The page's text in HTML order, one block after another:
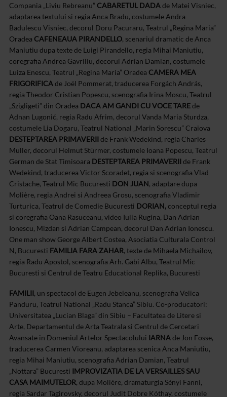
Compania „Liviu Rebreanu” CABARETUL DADAde Matei Visniec,
adaptarea textului si regia Anca Bradu, costumele Andra
Badulescu Visniec, decorul Doru Pacuraru, Teatrul „Regina Maria”
Oradea CAFENEAUA PIRANDELLO, scenariul dramatic de Anca
Maniutiu dupa texte de Luigi Pirandello, regia Mihai Maniutiu,
coregrafia Andrea Gavriliu, decorul Adrian Damian, costumele
Luiza Enescu, Teatrul „Regina Maria” Oradea CAMERA MEA
FRIGORIFICAde Joël Pommerat, traducerea Forgách András,
regia Theodor Cristian Popescu, scenografia Irina Moscu, Teatrul
„Szigligeti” din Oradea DACA AM GANDI CU VOCE TAREde
Adnan Lugonić, regia Radu Afrim, decorul Vanda Maria Sturdza,
costumele Lia Dogaru, Teatrul National „Marin Sorescu” Craiova
DESTEPTAREA PRIMAVERIIde Frank Wedekind, regia Charles
Muller, decorul Helmut Stürmer, costumele Ioana Popescu, Teatrul
German de Stat Timisoara DESTEPTAREA PRIMAVERIIde Frank
Wedekind, traducerea Victor Scoradet, regia si scenografia Vlad
Cristache, Teatrul Mic Bucuresti DON JUAN, adaptare dupa
Molière, regia Andrei si Andreea Grosu, scenografia Vladimir
Turturica, Teatrul de Comedie Bucuresti DORIAN,conceptul regia
si coregrafia Oana Rasuceanu, video Iulia Rugina, Dan Adrian
Ionescu, Mizdan si Adrian Campean, decorul Dan Adrian Ionescu.
One man show George Albert Costea, Asociatia Culturala Control
N, Bucuresti FAMILIA FARA ZAHAR, texte de Mihaela Michailov,
regia Radu Apostol, scenografia Arh. Gabi Albu, Teatrul Mic
Bucuresti si Centrul de Teatru Educational Replika, Bucuresti
FAMILII, un spectacol de Eugen Jebeleanu, scenografia Velica
Panduru, Teatrul National „Radu Stanca” Sibiu. Co-producatori:
Universitatea „Lucian Blaga” din Sibiu – Facultatea de Litere si
Arte, Departamentul de Arta Teatrala si Centrul de Cercetari
Avansate in Domeniul Artelor Spectacolului IARNAde Jon Fosse,
traducerea Carmen Vioreanu, adaptarea scenica Anca Maniutiu,
regia Mihai Maniutiu, scenografia Adrian Damian, Teatrul
„Nottara” Bucuresti IMPROVIZATIA DE LA VERSAILLES SAU
CASA MAIMUTELOR, dupa Molière, dramaturgia Sényi Fanni,
regia Sardar Tagirovsky, decorul Judit Dobre Kóthay, costumele